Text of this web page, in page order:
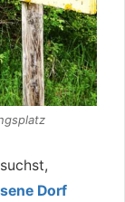
Dorf